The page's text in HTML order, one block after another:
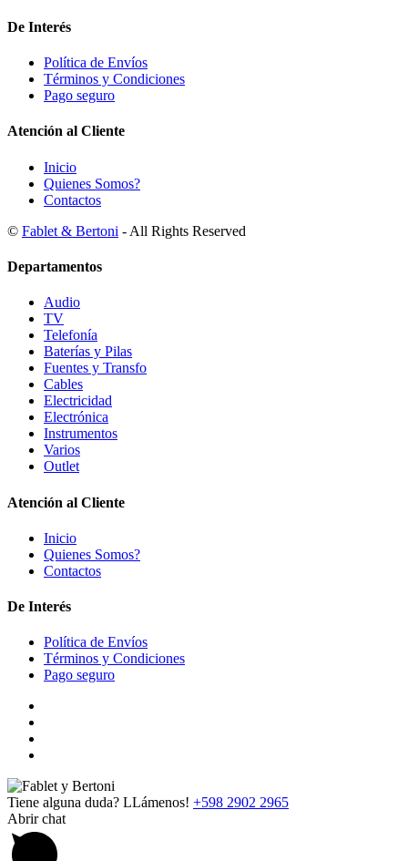
De Interés
Política de Envíos
Términos y Condiciones
Pago seguro
Atención al Cliente
Inicio
Quienes Somos?
Contactos
© Fablet & Bertoni - All Rights Reserved
Departamentos
Audio
TV
Telefonía
Baterías y Pilas
Fuentes y Transfo
Cables
Electricidad
Electrónica
Instrumentos
Varios
Outlet
Atención al Cliente
Inicio
Quienes Somos?
Contactos
De Interés
Política de Envíos
Términos y Condiciones
Pago seguro
Tiene alguna duda? LLámenos! +598 2902 2965
Abrir chat